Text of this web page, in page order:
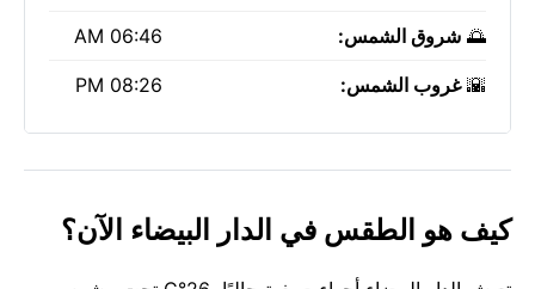
🌅 شروق الشمس: 06:46 AM
🌇غروب الشمس: 08:26 PM
كيف هو الطقس في الدار البيضاء الآن؟